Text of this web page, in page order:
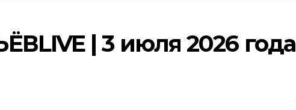
| 3 июля 2026 года